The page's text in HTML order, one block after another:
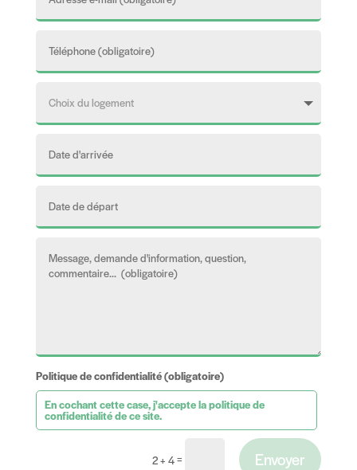
Politique de confidentialité (obligatoire)
En cochant cette case, j'accepte la politique de
confidentialité de ce site.
2 + 4= Envoyer